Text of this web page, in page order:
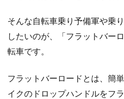
そんな自転車乗り予備軍や乗
したいのが、「フラットバー
転車です。
フラットバーロードとは、簡
イクのドロップハンドルをフ